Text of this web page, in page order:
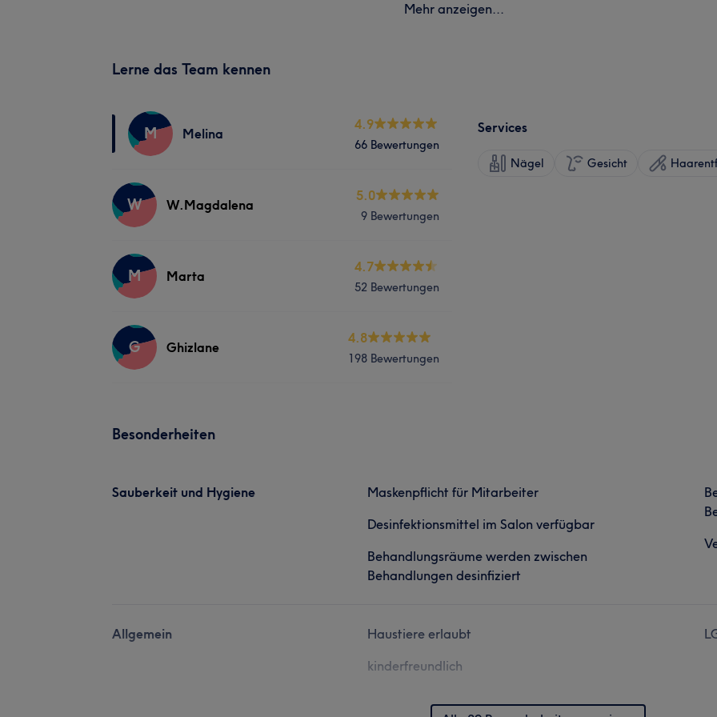
Mehr anzeigen...
Lerne das Team kennen
M Melina
4.9
66 Bewertungen
W W.Magdalena
5.0
9 Bewertungen
M Marta
4.7
52 Bewertungen
G Ghizlane
4.8
198 Bewertungen
Services
Nägel Gesicht
Besonderheiten
Sauberkeit und Hygiene
Maskenpflicht für Mitarbeiter
Desinfektionsmittel im Salon verfügbar
Behandlungsräume werden zwischen
Behandlungen desinfiziert
Allgemein
Haustiere erlaubt
kinderfreundlich